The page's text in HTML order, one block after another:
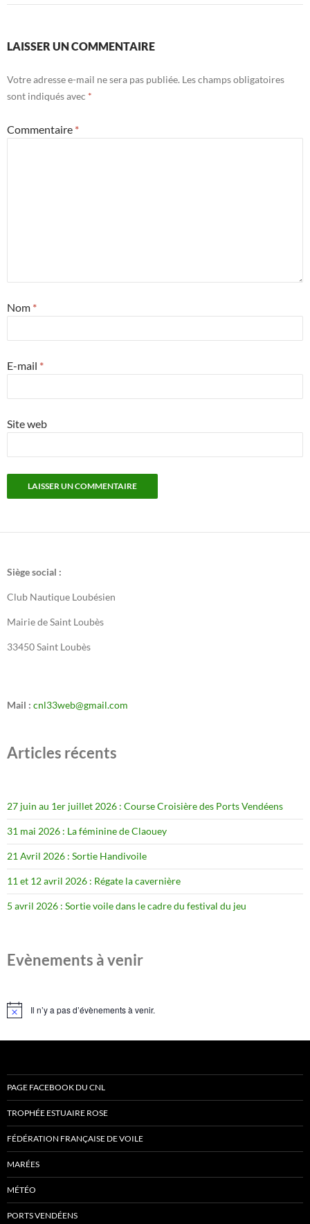
LAISSER UN COMMENTAIRE
Votre adresse e-mail ne sera pas publiée. Les champs obligatoires
sont indiqués avec *
Commentaire *
Nom *
E-mail *
Site web
Siège social :
Club Nautique Loubésien
Mairie de Saint Loubès
33450 Saint Loubès
Mail : cnl33web@gmail.com
Articles récents
27 juin au 1er juillet 2026 : Course Croisière des Ports Vendéens
31 mai 2026 : La féminine de Claouey
21 Avril 2026 : Sortie Handivoile
11 et 12 avril 2026 : Régate la cavernière
5 avril 2026 : Sortie voile dans le cadre du festival du jeu
Evènements à venir
Notice Il n’y a pas d’évènements à venir.
PAGE FACEBOOK DU CNL
TROPHÉE ESTUAIRE ROSE
FÉDÉRATION FRANÇAISE DE VOILE
MARÉES
MÉTÉO
PORTS VENDÉENS